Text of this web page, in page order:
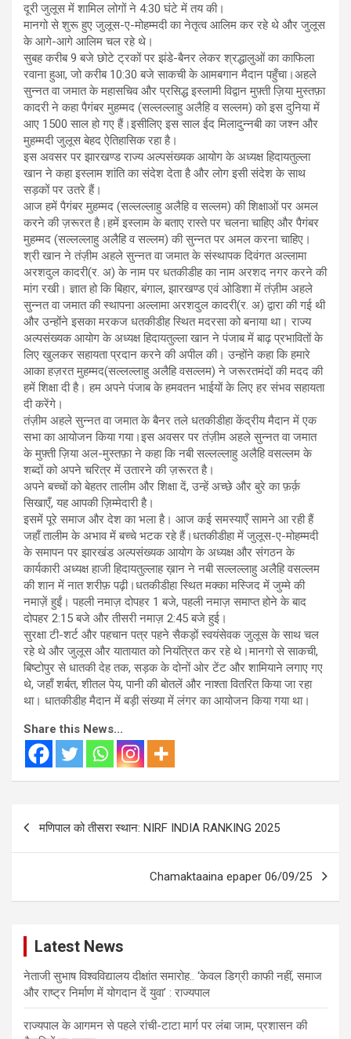
दूरी जुलूस में शामिल लोगों ने 4:30 घंटे में तय की।
मानगो से शुरू हुए जुलूस-ए-मोहम्मदी का नेतृत्व आलिम कर रहे थे और जुलूस
के आगे-आगे आलिम चल रहे थे।
सुबह करीब 9 बजे छोटे ट्रकों पर झंडे-बैनर लेकर श्रद्धालुओं का काफिला
रवाना हुआ, जो करीब 10:30 बजे साकची के आमबगान मैदान पहुँचा।अहले
सुन्नत वा जमात के महासचिव और प्रसिद्ध इस्लामी विद्वान मुफ़्ती ज़िया मुस्तफ़ा
कादरी ने कहा पैगंबर मुहम्मद (सल्लल्लाहु अलैहि व सल्लम) को इस दुनिया में
आए 1500 साल हो गए हैं।इसीलिए इस साल ईद मिलादुन्नबी का जश्न और
मुहम्मदी जुलूस बेहद ऐतिहासिक रहा है।
इस अवसर पर झारखण्ड राज्य अल्पसंख्यक आयोग के अध्यक्ष हिदायतुल्ला
खान ने कहा इस्लाम शांति का संदेश देता है और लोग इसी संदेश के साथ
सड़कों पर उतरे हैं।
आज हमें पैगंबर मुहम्मद (सल्लल्लाहु अलैहि व सल्लम) की शिक्षाओं पर अमल
करने की ज़रूरत है।हमें इस्लाम के बताए रास्ते पर चलना चाहिए और पैगंबर
मुहम्मद (सल्लल्लाहु अलैहि व सल्लम) की सुन्नत पर अमल करना चाहिए।
श्री खान ने तंज़ीम अहले सुन्नत वा जमात के संस्थापक दिवंगत अल्लामा
अरशदुल कादरी(र. अ) के नाम पर धतकीडीह का नाम अरशद नगर करने की
मांग रखी। ज्ञात हो कि बिहार, बंगाल, झारखण्ड एवं ओडिशा में तंज़ीम अहले
सुन्नत वा जमात की स्थापना अल्लामा अरशदुल कादरी(र. अ) द्वारा की गई थी
और उन्होंने इसका मरकज धतकीडीह स्थित मदरसा को बनाया था। राज्य
अल्पसंख्यक आयोग के अध्यक्ष हिदायतुल्ला खान ने पंजाब में बाढ़ प्रभावितों के
लिए खुलकर सहायता प्रदान करने की अपील की। उन्होंने कहा कि हमारे
आका हज़रत मुहम्मद(सल्लल्लाहु अलैहि वसल्लम) ने जरूरतमंदों की मदद की
हमें शिक्षा दी है। हम अपने पंजाब के हमवतन भाईयों के लिए हर संभव सहायता
दी करेंगे।
तंज़ीम अहले सुन्नत वा जमात के बैनर तले धतकीडीहा केंद्रीय मैदान में एक
सभा का आयोजन किया गया।इस अवसर पर तंज़ीम अहले सुन्नत वा जमात
के मुफ़्ती ज़िया अल-मुस्तफ़ा ने कहा कि नबी सल्लल्लाहु अलैहि वसल्लम के
शब्दों को अपने चरित्र में उतारने की ज़रूरत है।
अपने बच्चों को बेहतर तालीम और शिक्षा दें, उन्हें अच्छे और बुरे का फ़र्क़
सिखाएँ, यह आपकी ज़िम्मेदारी है।
इसमें पूरे समाज और देश का भला है। आज कई समस्याएँ सामने आ रही हैं
जहाँ तालीम के अभाव में बच्चे भटक रहे हैं।धतकीडीहा में जुलूस-ए-मोहम्मदी
के समापन पर झारखंड अल्पसंख्यक आयोग के अध्यक्ष और संगठन के
कार्यकारी अध्यक्ष हाजी हिदायतुल्लाह ख़ान ने नबी सल्लल्लाहु अलैहि वसल्लम
की शान में नात शरीफ़ पढ़ी।धतकीडीहा स्थित मक्का मस्जिद में जुम्मे की
नमाज़ें हुईं। पहली नमाज़ दोपहर 1 बजे, पहली नमाज़ समाप्त होने के बाद
दोपहर 2:15 बजे और तीसरी नमाज़ 2:45 बजे हुई।
सुरक्षा टी-शर्ट और पहचान पत्र पहने सैकड़ों स्वयंसेवक जुलूस के साथ चल
रहे थे और जुलूस और यातायात को नियंत्रित कर रहे थे।मानगो से साकची,
बिष्टोपुर से धातकी देह तक, सड़क के दोनों ओर टेंट और शामियाने लगाए गए
थे, जहाँ शर्बत, शीतल पेय, पानी की बोतलें और नाश्ता वितरित किया जा रहा
था। धातकीडीह मैदान में बड़ी संख्या में लंगर का आयोजन किया गया था।
Share this News...
मणिपाल को तीसरा स्थान: NIRF INDIA RANKING 2025
Chamaktaaina epaper 06/09/25
Latest News
नेताजी सुभाष विश्वविद्यालय दीक्षांत समारोह.. ‘केवल डिग्री काफी नहीं, समाज
और राष्ट्र निर्माण में योगदान दें युवा’ : राज्यपाल
राज्यपाल के आगमन से पहले रांची-टाटा मार्ग पर लंबा जाम, प्रशासन की